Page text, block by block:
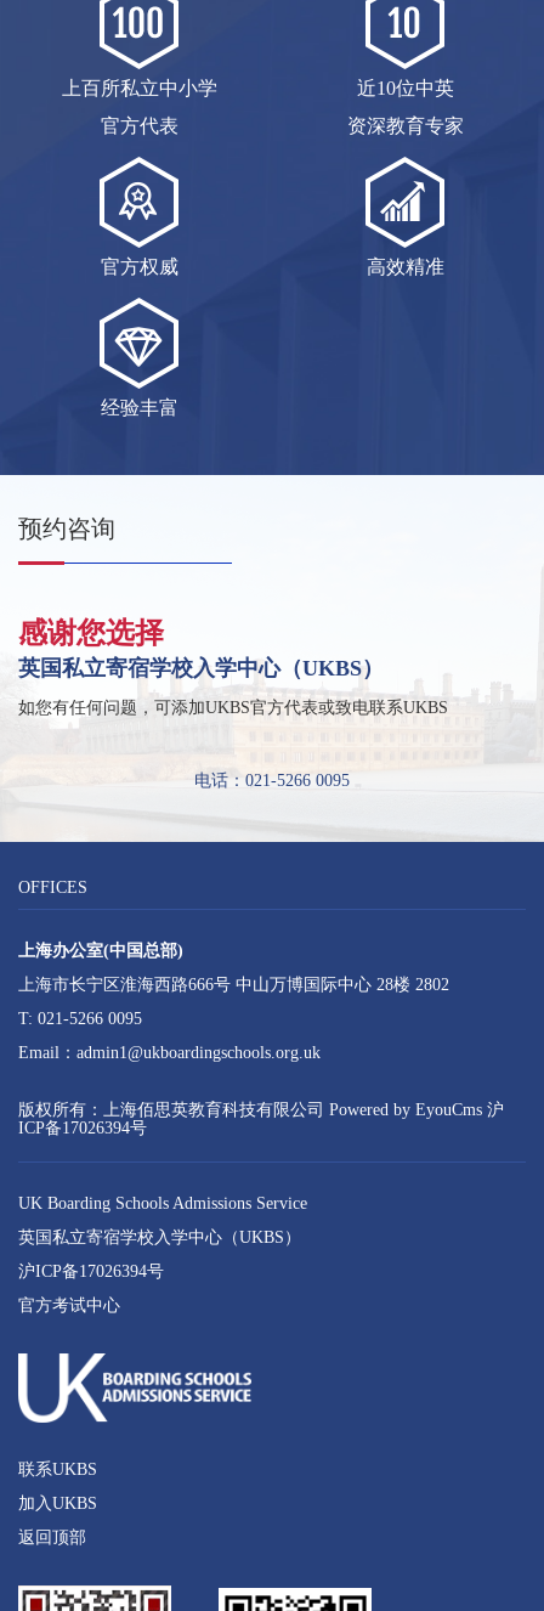
上百所私立中小学
官方代表
近10位中英
资深教育专家
官方权威 高效精准
经验丰富
预约咨询
感谢您选择
英国私立寄宿学校入学中心（UKBS）
如您有任何问题，可添加UKBS官方代表或致电联系UKBS
电话：021-5266 0095
OFFICES
上海办公室(中国总部)
上海市长宁区淮海西路666号 中山万博国际中心 28楼 2802
T: 021-5266 0095
Email：admin1@ukboardingschools.org.uk
版权所有：上海佰思英教育科技有限公司 Powered by EyouCms 沪
ICP备17026394号
UK Boarding Schools Admissions Service
英国私立寄宿学校入学中心（UKBS）
沪ICP备17026394号
官方考试中心
联系UKBS
加入UKBS
返回顶部